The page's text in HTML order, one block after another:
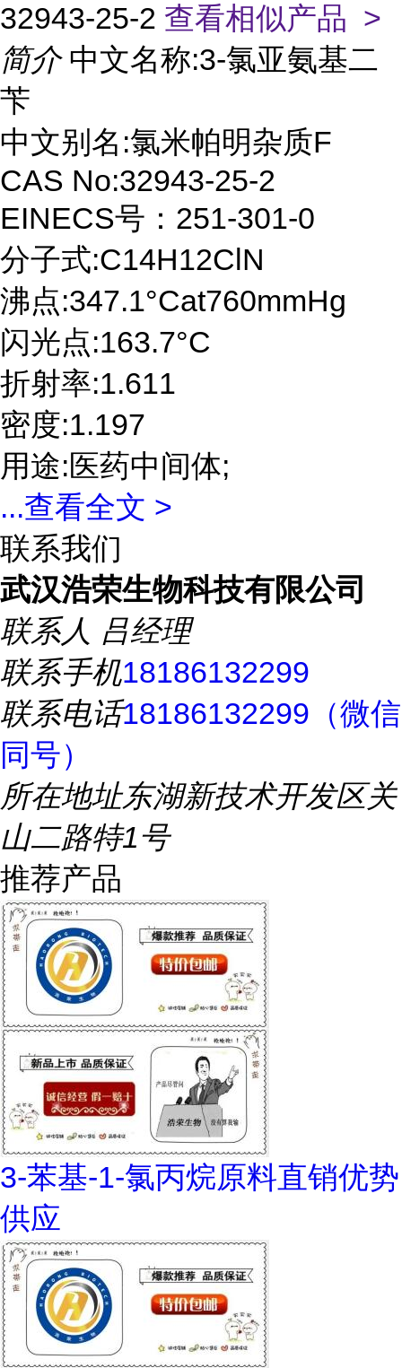
32943-25-2 查看相似产品 >
简介 中文名称:3-氯亚氨基二
苄
中文别名:氯米帕明杂质F
CAS No:32943-25-2
EINECS号：251-301-0
分子式:C14H12ClN
沸点:347.1°Cat760mmHg
闪光点:163.7°C
折射率:1.611
密度:1.197
用途:医药中间体;
...查看全文 >
联系我们
武汉浩荣生物科技有限公司
联系人 吕经理
联系手机18186132299
联系电话18186132299（微信
同号）
所在地址东湖新技术开发区关
山二路特1号
推荐产品
3-苯基-1-氯丙烷原料直销优势
供应